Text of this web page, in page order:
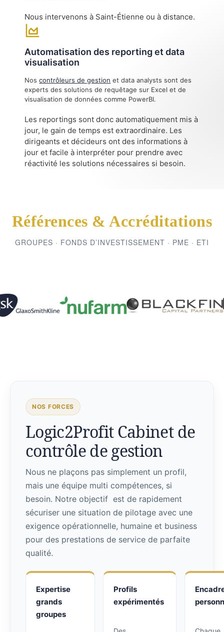
Nous intervenons à Saint-Étienne ou à distance.
Automatisation des reporting et data
visualisation
Noscontrôleurs de gestion et data analysts sont des
experts des solutions de requêtage sur Excel et de
visualisation de données comme PowerBI.
Les reportings sont donc automatiquement mis à
jour, le gain de temps est extraordinaire. Les
dirigeants et décideurs ont des informations à
jour et facile à interpréter pour prendre avec
réactivité les solutions nécessaires si besoin.
Références & Accréditations
GROUPES · FONDS D’INVESTISSEMENT · PME · ETI
NOS FORCES
Logic2Profit Cabinet de
contrôle de gestion
Nous ne plaçons pas simplement un profil,
mais une équipe multi compétences, si
besoin. Notre objectif est de rapidement
sécuriser une situation de pilotage avec une
exigence opérationnelle, humaine et business
pour des prestations de service de parfaite
qualité.
Expertise
grands
groupes
Profils
expérimentés